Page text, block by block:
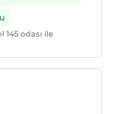
145 odası ile